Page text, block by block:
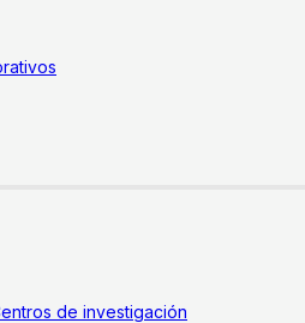
de investigación